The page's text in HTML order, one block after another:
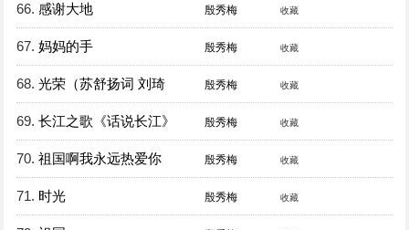
66. 感谢大地 殷秀梅 收藏
67. 妈妈的手 殷秀梅 收藏
68. 光荣（苏舒扬词 刘琦 殷秀梅 收藏
69. 长江之歌《话说长江》 殷秀梅 收藏
70. 祖国啊我永远热爱你 殷秀梅 收藏
71. 时光 殷秀梅 收藏